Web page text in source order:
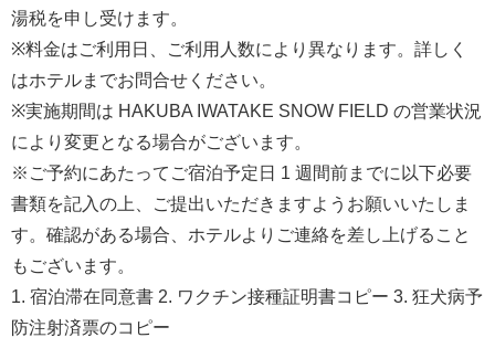
湯税を申し受けます。
※料金はご利用日、ご利用人数により異なります。詳しく
はホテルまでお問合せください。
※実施期間は HAKUBA IWATAKE SNOW FIELD の営業状況
により変更となる場合がございます。
※ご予約にあたってご宿泊予定日 1 週間前までに以下必要
書類を記入の上、ご提出いただきますようお願いいたしま
す。確認がある場合、ホテルよりご連絡を差し上げること
もございます。
1. 宿泊滞在同意書 2. ワクチン接種証明書コピー 3. 狂犬病予
防注射済票のコピー